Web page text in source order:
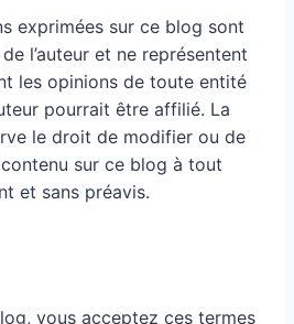
exprimées sur ce blog sont
l’auteur et ne représentent
les opinions de toute entité
pourrait être affilié. La
le droit de modifier ou de
sur ce blog à tout
et sans préavis.
vous acceptez ces termes